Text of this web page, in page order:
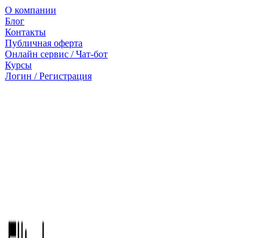
О компании
Блог
Контакты
Публичная оферта
Онлайн сервис / Чат-бот
Курсы
Логин / Регистрация